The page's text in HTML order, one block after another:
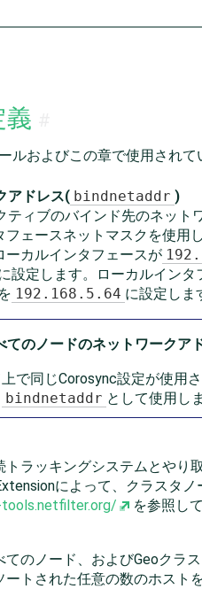
義
ルおよびこの章で使用され
アドレス( bindnetaddr )
ティブのバインド先のネッ
フェースネットマスクを使用
ーカルインタフェースが
設定します。ローカルインタ
を 192.168.5.64 に設定しま
てのノードのネットワークア
で同じCorosync設定が使用
bindnetaddr として使用し
トラッキングシステムとやり
によって、クラスタ
を参照し
てのノード、およびGeoクラ
ートされた任意の数のホスト